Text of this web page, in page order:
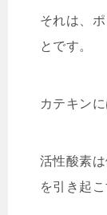
それは、
とです。
カテキン
活性酸素
を引き起